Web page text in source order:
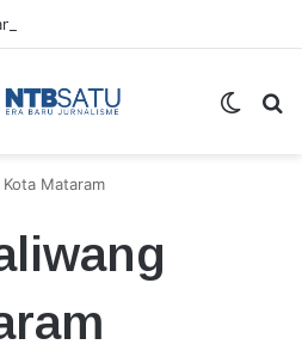
Mataram